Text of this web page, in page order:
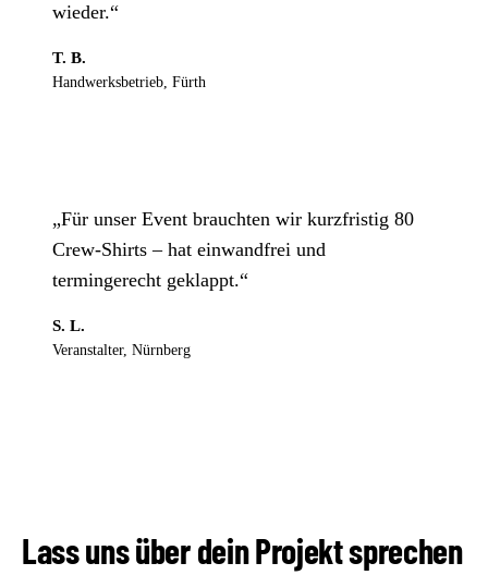
wieder.“
T. B.
Handwerksbetrieb, Fürth
„Für unser Event brauchten wir kurzfristig 80
Crew-Shirts – hat einwandfrei und
termingerecht geklappt.“
S. L.
Veranstalter, Nürnberg
Lass uns über dein Projekt sprechen